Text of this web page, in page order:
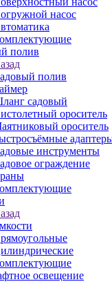
насос
полив
полив
садовый
ороситель
ороситель
инструменты
ограждение
освещение